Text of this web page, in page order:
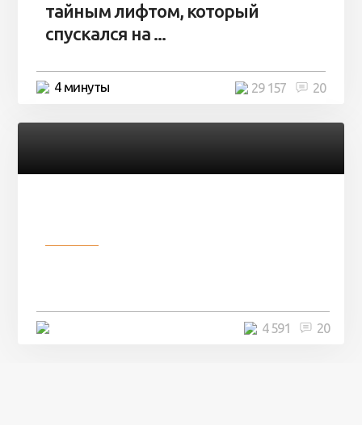
тайным лифтом, который
спускался на ...
4 минуты 20
29 157
20
4 591